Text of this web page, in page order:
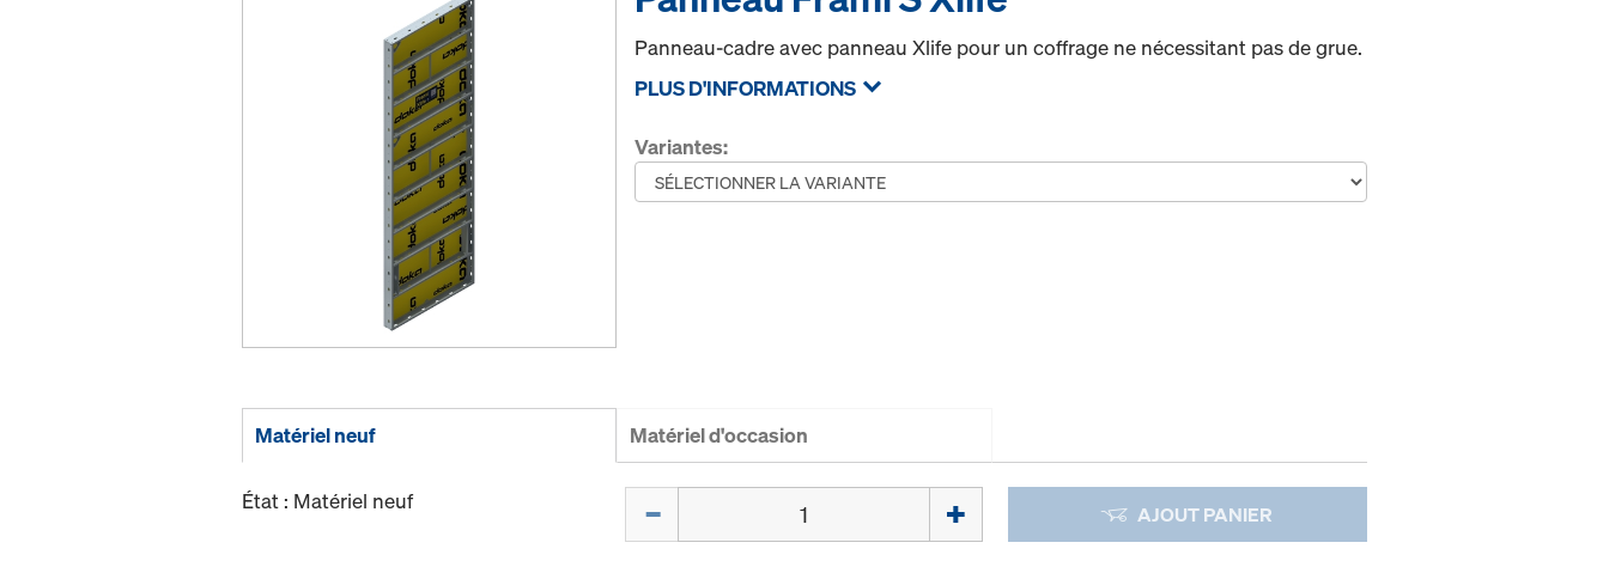
Panneau-cadre avec panneau Xlife pour un coffrage ne nécessitant pas de grue.
PLUS D'INFORMATIONS
Variantes:
Matériel neuf Matériel d'occasion
État : Matériel neuf AJOUT PANIER